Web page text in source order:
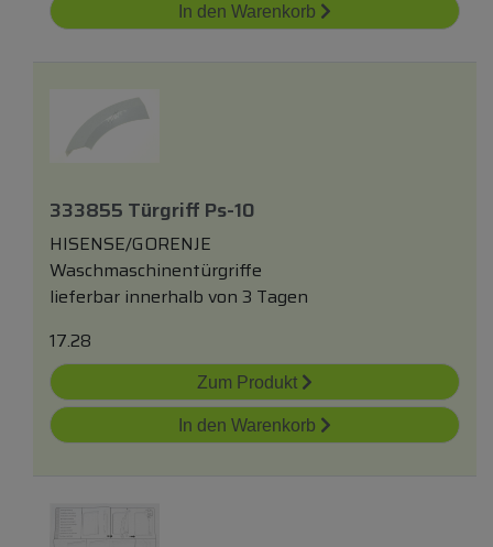
In den Warenkorb
333855 Türgriff Ps-10
HISENSE/GORENJE
Waschmaschinentürgriffe
lieferbar innerhalb von 3 Tagen
17.28
Zum Produkt
In den Warenkorb